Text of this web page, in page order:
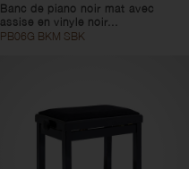
Banc de piano noir mat avec
assise en vinyle noir...
PB06G BKM SBK